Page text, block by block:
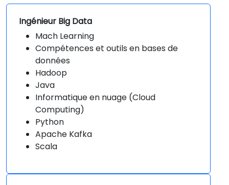
Ingénieur Big Data
Mach Learning
Compétences et outils en bases de
données
Hadoop
Java
Informatique en nuage (Cloud
Computing)
Python
Apache Kafka
Scala